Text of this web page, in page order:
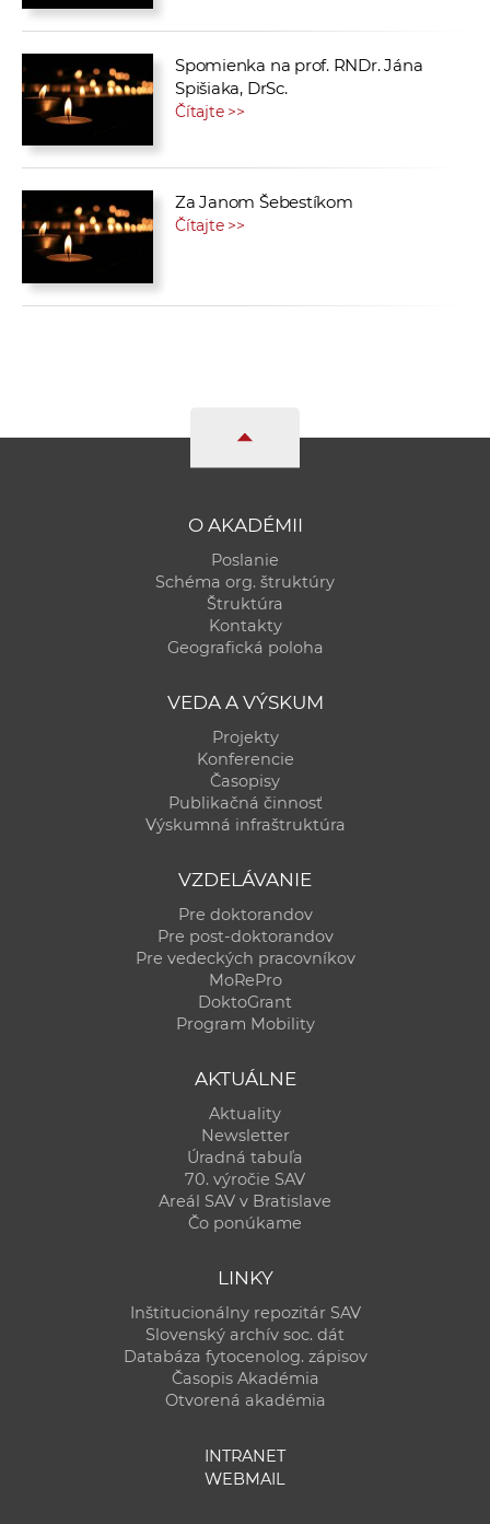
Spomienka na prof. RNDr. Jána
Spišiaka, DrSc.
Čítajte >>
Za Janom Šebestíkom
Čítajte >>
O AKADÉMII
Poslanie
Schéma org. štruktúry
Štruktúra
Kontakty
Geografická poloha
VEDA A VÝSKUM
Projekty
Konferencie
Časopisy
Publikačná činnosť
Výskumná infraštruktúra
VZDELÁVANIE
Pre doktorandov
Pre post-doktorandov
Pre vedeckých pracovníkov
MoRePro
DoktoGrant
Program Mobility
AKTUÁLNE
Aktuality
Newsletter
Úradná tabuľa
70. výročie SAV
Areál SAV v Bratislave
Čo ponúkame
LINKY
Inštitucionálny repozitár SAV
Slovenský archív soc. dát
Databáza fytocenolog. zápisov
Časopis Akadémia
Otvorená akadémia
INTRANET
WEBMAIL